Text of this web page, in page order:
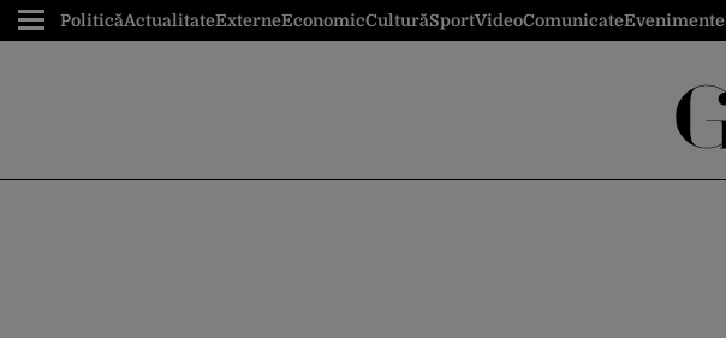
PoliticăActualitateExterneEconomicCulturăSportVideoComunicateEvenimente